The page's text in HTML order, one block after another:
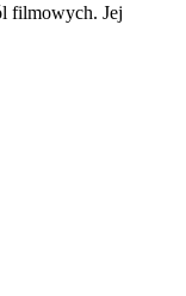
filmowych. Jej